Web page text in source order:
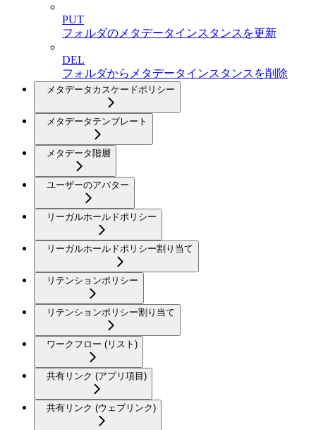
PUT
フォルダのメタデータインスタンスを更新
DEL
フォルダからメタデータインスタンスを削除
メタデータカスケードポリシー
メタデータテンプレート
メタデータ階層
ユーザーのアバター
リーガルホールドポリシー
リーガルホールドポリシー割り当て
リテンションポリシー
リテンションポリシー割り当て
ワークフロー (リスト)
共有リンク (アプリ項目)
共有リンク (ウェブリンク)